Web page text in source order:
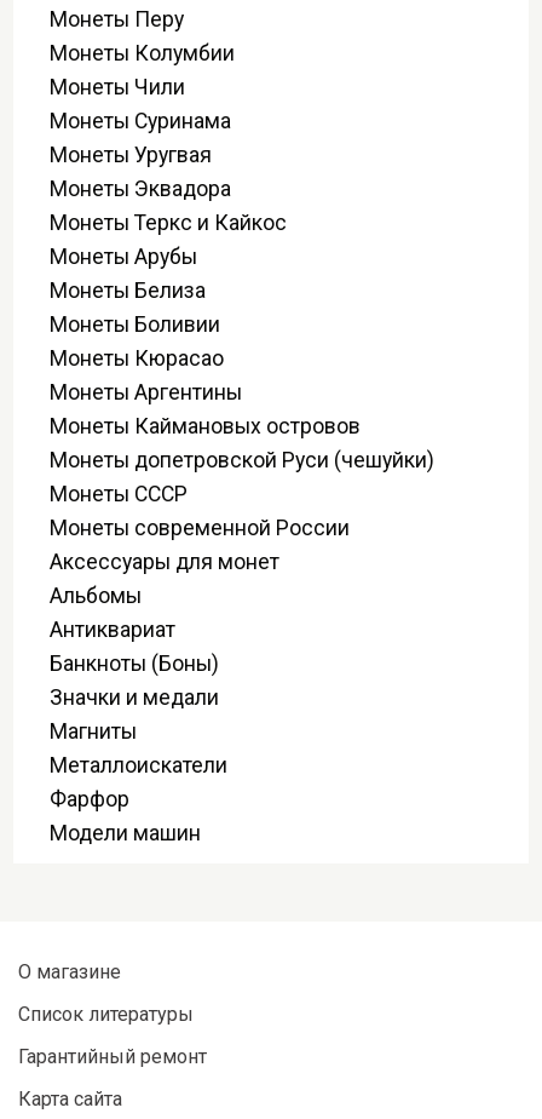
Монеты Перу
Монеты Колумбии
Монеты Чили
Монеты Суринама
Монеты Уругвая
Монеты Эквадора
Монеты Теркс и Кайкос
Монеты Арубы
Монеты Белиза
Монеты Боливии
Монеты Кюрасао
Монеты Аргентины
Монеты Каймановых островов
Монеты допетровской Руси (чешуйки)
Монеты СССР
Монеты современной России
Аксессуары для монет
Альбомы
Антиквариат
Банкноты (Боны)
Значки и медали
Магниты
Металлоискатели
Фарфор
Модели машин
О магазине
Список литературы
Гарантийный ремонт
Карта сайта